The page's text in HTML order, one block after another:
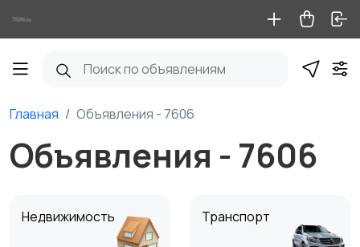
Главная Объявления - 7606
Объявления - 7606
Недвижимость Транспорт